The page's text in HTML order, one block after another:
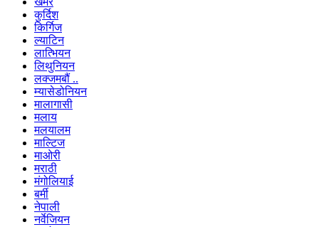
कुर्दिश
किर्गिज
ल्याटिन
लात्भियन
लिथुनियन
लक्जमबौं ..
म्यासेडोनियन
मालागासी
मलाय
मलयालम
माल्टिज
माओरी
मराठी
मंगोलियाई
बर्मी
नेपाली
नर्वेजियन